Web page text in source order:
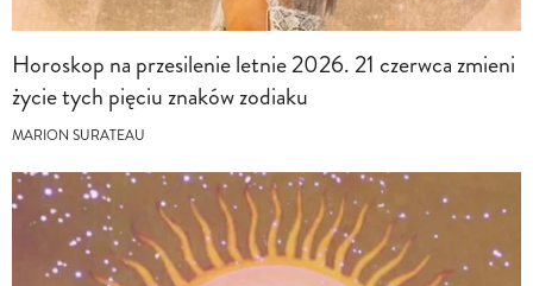
Horoskop na przesilenie letnie 2026. 21 czerwca zmieni
życie tych pięciu znaków zodiaku
MARION SURATEAU